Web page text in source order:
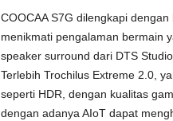
COOCAA S7G dilengkapi
menikmati pengalaman bermain
speaker surround dari DTS
Terlebih Trochilus Extreme 2.0,
seperti HDR, dengan kualitas
dengan adanya AIoT dapat